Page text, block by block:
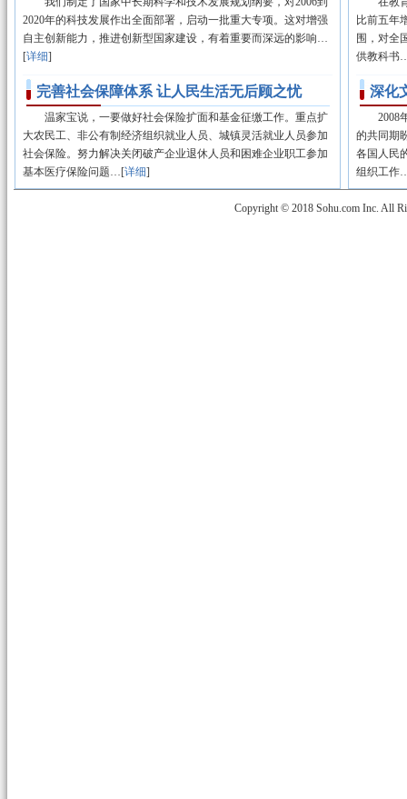
2020年的科技发展作出全面部署，启动一批重大专项。这对增强
自主创新能力，推进创新型国家建设，有着重要而深远的影响…
[详细]
完善社会保障体系 让人民生活无后顾之忧
温家宝说，一要做好社会保险扩面和基金征缴工作。重点扩
大农民工、非公有制经济组织就业人员、城镇灵活就业人员参加
社会保险。努力解决关闭破产企业退休人员和困难企业职工参加
基本医疗保险问题…[详细]
比前五年
围，对全
供教科书
深化
2008年
的共同期
各国人民
组织工作
Copyright © 2018 Sohu.com Inc. All